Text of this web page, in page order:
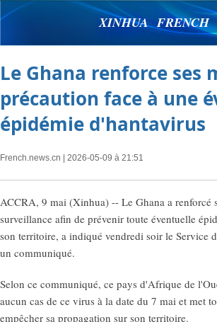
XINHUA FRENCH
Le Ghana renforce ses
précaution face à une
épidémie d'hantavirus
French.news.cn | 2026-05-09 à 21:51
ACCRA, 9 mai (Xinhua) -- Le Ghana a renforcé
surveillance afin de prévenir toute éventuelle
son territoire, a indiqué vendredi soir le Service
un communiqué.
Selon ce communiqué, ce pays d'Afrique de
aucun cas de ce virus à la date du 7 mai et met
empêcher sa propagation sur son territoire.